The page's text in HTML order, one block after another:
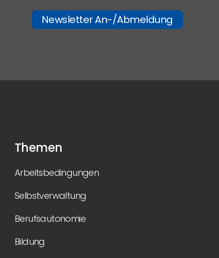
Newsletter An-/Abmeldung
Themen
Arbeitsbedingungen
Selbstverwaltung
Berufsautonomie
Bildung